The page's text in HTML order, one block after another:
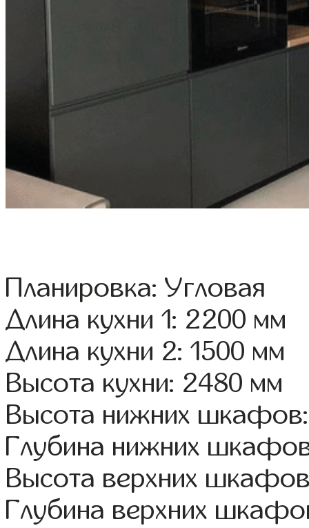
Планировка: Угловая
Длина кухни 1: 2200 мм
Длина кухни 2: 1500 мм
Высота кухни: 2480 мм
Высота нижних
Глубина нижних
Высота верхних
Глубина верхних